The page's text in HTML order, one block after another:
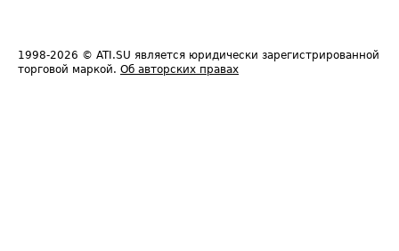
1998-2026 © ATI.SU является юридически зарегистрированной
торговой маркой. Об авторских правах